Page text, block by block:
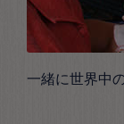
一緒に世界中